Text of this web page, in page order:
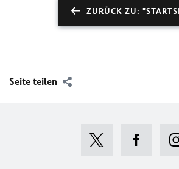
ZURÜCK ZU:
Seite teilen